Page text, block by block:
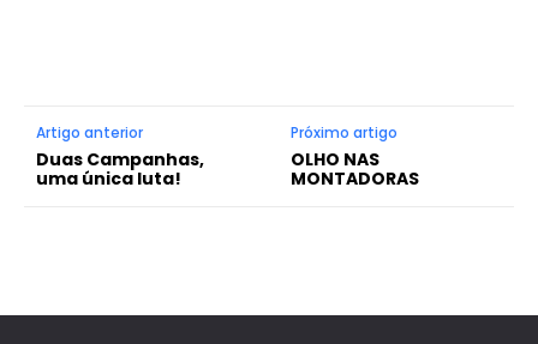
Artigo anterior
Duas Campanhas,
uma única luta!
Próximo artigo
OLHO NAS
MONTADORAS